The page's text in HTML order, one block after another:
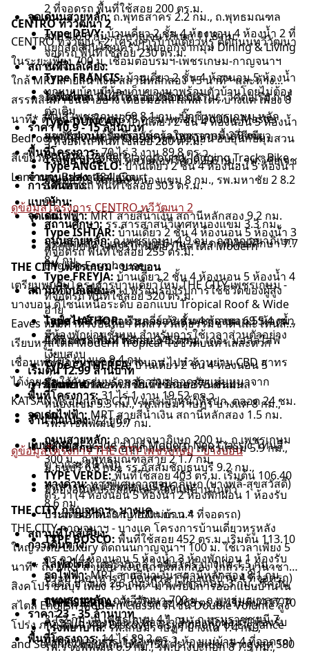
ถนนสายหลัก:ถ.พุทธสาคร 2.2 กม., ถ.พุทธมณฑล
สาย 4 6.6 กม., ถ.กาญจนาภิเษก 11.8 กม.
สถานที่ใกล้เคียง:
ไลฟ์สไตล์:แม็คโคร อ้อมน้อย 6.3 กม., วิคตอเรีย การ์
เด้นส์ เพชรเกษม 69 8.1 กม., บิ๊กซี เพชรเกษม หลัก
สอง 8.4 กม., บิ๊กซีเอ็กซ์ตร้า เพชรเกษม 2 9 กม.
โรงพยาบาล:รพ.หลวงพ่อทวีศักดิ์ 5.6 กม., รพ.วิชัยเวช
อินเตอร์เนชั่นแนล หนองแขม 8 กม., รพ.มหาชัย 2 8.2
กม.
สถานศึกษา:รร.สารสาสน์วิเทศหนองเเขม 3.3 กม.,
รร.เลิศหล้า ถ.เพชรเกษม 6 กม., รร.กรพิทักษ์ศึกษา 7.7
กม.
จุดเด่น:
แยกสัดส่วนโซนครัวไทยออกจากมุม Dining & Living
ชัดเจน
ทุกแบบบ้านมีห้องเก็บของมาพร้อมตัวบ้านโดยไม่ต้อง
ต่อเติม
มุมพักผ่อนได้รับแรงบันดาลใจมาจากพื้นที่สีเขียว
Botanic Garden
การเดินทาง:
รถไฟฟ้า:MRT สายสีน้ำเงิน สถานีหลักสอง 9.2 กม.
ถนนสายหลัก:ถ.เพชรเกษม 4.9 กม., ถ.กาญจนาภิเษก
8.7 กม.
สถานที่ใกล้เคียง:
ไลฟ์สไตล์:วิคตอเรีย การ์เด้นส์ เพชรเกษม 69 5.4 กม.,
บิ๊กซี เพชรเกษม หลักสอง 5.7 กม., เดอะ มอลล์ไลฟ์
สโตร์ บางแค 9.4 กม.
โรงพยาบาล:รพ.วิชัยเวช อินเตอร์เนชั่นแนล
หนองแขม 5.3 กม., รพ.เกษมราษฎร์ บางแค 8 กม.,
รพ.ราชพิพัฒน์ 9.7 กม.
สถานศึกษา:รร.อนุบาลเด่นหล้า เพชรเกษม 5.9 กม.,
ม.ธนบุรี 6.8 กม., รร.อัสสัมชัญธนบุรี 9.2 กม.,
รร.สารสาสน์วิเทศธนบุรี 9.6 กม.
2 ที่จอดรถ พื้นที่ใช้สอย 200 ตร.ม.
Type DEVY:บ้านเดี่ยว 2 ชั้น 4 ห้องนอน 4 ห้องน้ำ 2 ที่
จอดรถ พื้นที่ใช้สอย 230 ตร.ม.
Type FRANCIS:บ้านเดี่ยว 2 ชั้น 4 ห้องนอน 5 ห้องน้ำ
3 ที่จอดรถ พื้นที่ใช้สอย 265 ตร.ม.
Type DUNCAN:บ้านเดี่ยว 2 ชั้น 4 ห้องนอน 5 ห้องน้ำ
3 ที่จอดรถ พื้นที่ใช้สอย 280 ตร.ม.
Type ANGELO:บ้านเดี่ยว 2 ชั้น 4 ห้องนอน 5 ห้องน้ำ
3 ที่จอดรถ พื้นที่ใช้สอย 303 ตร.ม.
จุดเด่น:
ออกแบบโครงการบ้านเดี่ยวในสไตล์ Modern
English Farmhouse
มีห้องนอนชั้นล่าง พร้อมรองรับการใช้ชีวิตของผู้สูง
อายุ
มีห้องพักผ่อนชั้นบน สำหรับการใช้เวลาส่วนตัวอย่าง
เงียบสงบ
การเดินทาง:
รถไฟฟ้า:MRT สายสีน้ำเงิน สถานีหลักสอง 1.5 กม.
ถนนสายหลัก:ถ.กาญจนาภิเษก 200 ม., ถ.เพชรเกษม
300 ม., ถ.พุทธมณฑลสาย 2 1.7 กม.
ทางด่วน:ทางพิเศษกาญจนาภิเษก (บางพลี-สุขสวัสดิ์)
8.6 กม.
สถานที่ใกล้เคียง:
ไลฟ์สไตล์:เดอะมอลล์ ไลฟ์สโตร์ บางแค 1.5 กม.,
โลตัส บางแค 2.6 กม., บิ๊กซี เพชรเกษม 3 กม., ซีคอน
บางแค 5.9 กม.
โรงพยาบาล:รพ.เกษมราษฎร์ บางแค 1.4 กม.,
รพ.ราชพิพัฒน์ 6.9 กม., รพ.บางปะกอก 8 7.5 กม.,
CENTRO ทวีวัฒนา 2
CENTRO ทวีวัฒนา 2 โครงการบ้านเดี่ยวหรู ติดถนนทวีวัฒนา
ในระยะเพียง 700 ม. เชื่อมต่อบรมฯ-เพชรเกษม-กาญจนาฯ
ใกล้ MRT สายสีน้ำเงิน สถานีหลักสอง 15 นาที* และห้าง
สรรพสินค้าชั้นนำอย่าง เดอะมอลล์ไลฟ์สโตร์ บางแค เพียง 8
นาที* ดีไซน์สเปซใหญ่ 375 ตร.ม. พร้อม Double Master
Bedroom ที่มี Walk-in Closet ทุกห้องนอน อบอุ่นกับมุมสวน
สีเขียวพร้อม Pet Zone, Playground, Jogging Track, Bike
Lane และ Basketball Court
ราคา 10.9 - 15 ล้านบาท
พื้นที่โครงการ:70 ไร่ 3 งาน 89.8 ตร.ว.
จำนวนแปลง:184 ยูนิต
แบบบ้าน:
Type ISHTAR:บ้านเดี่ยว 2 ชั้น 4 ห้องนอน 5 ห้องน้ำ 3
ที่จอดรถ พื้นที่ใช้สอย 255 ตร.ม.
Type FREYJA: บ้านเดี่ยว 2 ชั้น 4 ห้องนอน 5 ห้องน้ำ 4
ที่จอดรถ พื้นที่ใช้สอย 320 ตร.ม.
Type HATHOR:บ้านเดี่ยว 2 ชั้น 4 ห้องนอน 5 ห้องน้ำ
4 ที่จอดรถ พื้นที่ใช้สอย 345 ตร.ม.
Type CYTHEREA:บ้านเดี่ยว 2 ชั้น 4 ห้องนอน 5
ห้องน้ำ 4 ที่จอดรถ พื้นที่ใช้สอย 375 ตร.ม.
จุดเด่น:
ตกแต่ง Facade สไตล์ Modern Neo Classic โทนสี
ขาวและสีน้ำเงิน
มีห้องอเนกประสงค์และห้องแม่บ้านในตัว
บ้านเดี่ยวที่ดินใหญ่ 100+ ตร.ว.*
การเดินทาง:
รถไฟฟ้า:MRT สายสีน้ำเงิน สถานีหลักสอง 8.1 กม.
ถนนสายหลัก:ถ.ทวีวัฒนา 700 ม., ถ.พุทธมณฑลสาย
3 1.2 กม., ถ.เพชรเกษม 4.1 กม., ถ.บรมราชชนนี 7
กม.
ดูข้อมูลโครงการ CENTRO ทวีวัฒนา 2
THE CITY เพชรเกษม - บางบอน
เตรียมพบกับโครงการบ้านเดี่ยวใหม่ THE CITY เพชรเกษม -
บางบอน ดีไซน์เหนือระดับ ออกแบบ Tropical Roof & Wide
Eaves หลังคาทรงปั้นหยา คัดสรรวัสดุธรรมชาติ และโทนสี
เรียบหรูสไตล์ Modern Tropical ใช้ชีวิตบนทำเลสะดวก
เชื่อมเพชรเกษม-เอกชัย-บางบอน ไปทำงานย่าน CBD สาทร
ได้ง่าย มั่นใจกับระบบรักษาความปลอดภัยแน่นหนาจาก
KATSAN พร้อมกล้อง CCTV และเจ้าหน้าที่รปภ. ตลอด 24 ชม.
เริ่มต้น 12.99 ล้านบาท
พื้นที่โครงการ:31 ไร่ 1 งาน 19.52 ตร.ว.
จำนวนแปลง:72 ยูนิต
แบบบ้าน:
TYPE VERDE:พื้นที่ใช้สอย 403 ตร.ม. เริ่มต้น 106.40
ตร.วา (4 ห้องนอน 5 ห้องน้ำ 2 ห้องพักผ่อน 1 ห้องรับ
ประทานอาหาร 1 ห้องแม่บ้าน 4 ที่จอดรถ)
TYPE BOSCO: พื้นที่ใช้สอย 452 ตร.ม. เริ่มต้น 113.10
ตร.วา (4 ห้องนอน 5 ห้องน้ำ 3 ห้องพักผ่อน 1 ห้องรับ
ประทานอาหาร 1 ห้องพระ 1 ห้องแม่บ้าน 4 ที่จอดรถ)
TYPE SIERRA:พื้นที่ใช้สอย 468 ตร.ม. เริ่มต้น 117.70
ตร.วา (5 ห้องนอน 6 ห้องน้ำ 3 ห้องพักผ่อน 1 ห้องรับ
ประทานอาหาร 1 ห้องพระ 1 ห้องแม่บ้าน 4 ที่จอดรถ)
ดูข้อมูลโครงการ THE CITY เพชรเกษม - บางบอน
THE CITY กาญจนาฯ - บางแค
THE CITY กาญจนาฯ - บางแค โครงการบ้านเดี่ยวหรูหลัง
ใหญ่ระดับ Luxury ติดถนนกาญจนาฯ 100 ม. ใช้เวลาเพียง 5
นาที* ถึง MRT สายสีน้ำเงิน สถานีหลักสอง ใกล้รร.นานาชาติ
สิงคโปร์ ธนบุรี เพียง 15 นาที* มาพร้อมการออกแบบบ้านใน
สไตล์ English Modern Classic ดีไซน์ Double Volume สูง
โปร่ง ภายใต้แนวคิด Discover a symphony of Elegance
and Serenity มอบที่ดินใหญ่ 130 ตร.ว. สเปซกว้างสูงสุด 580
ราคา 23 - 35 ล้านบาท
พื้นที่โครงการ:14 ไร่ 89.2 ตร.ว.